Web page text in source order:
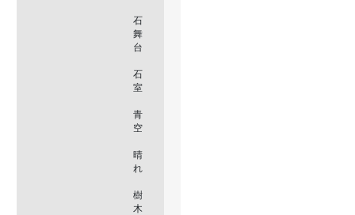
石
舞
台
石
室
青
空
晴
れ
樹
木